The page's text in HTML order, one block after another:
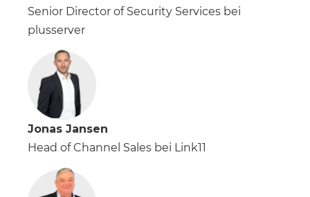
Senior Director of Security Services bei
plusserver
Jonas Jansen
Head of Channel Sales bei Link11